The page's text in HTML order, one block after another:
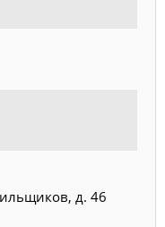
д. 46